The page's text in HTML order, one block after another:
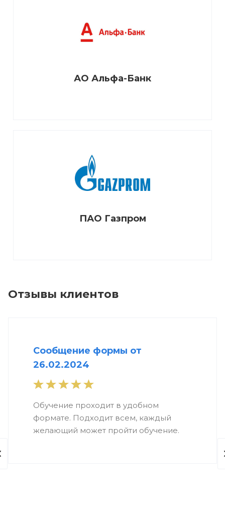
АО Альфа-Банк
ПАО Газпром
Отзывы клиентов
Сообщение формы от
26.02.2024
Обучение проходит в удобном
формате. Подходит всем, каждый
желающий может пройти обучение.